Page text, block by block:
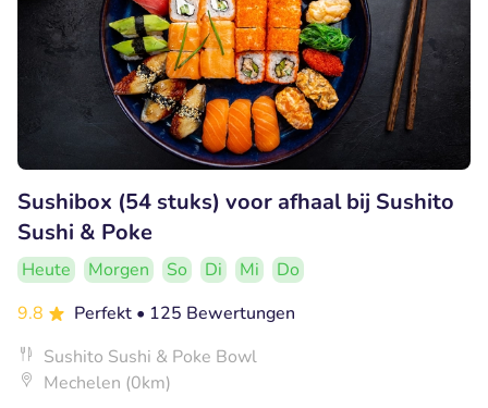
Sushibox (54 stuks) voor afhaal bij Sushito
Sushi & Poke
Heute Morgen So Di Mi
Do
9.8
Perfekt • 125 Bewertungen
Sushito Sushi & Poke Bowl
Mechelen (0km)